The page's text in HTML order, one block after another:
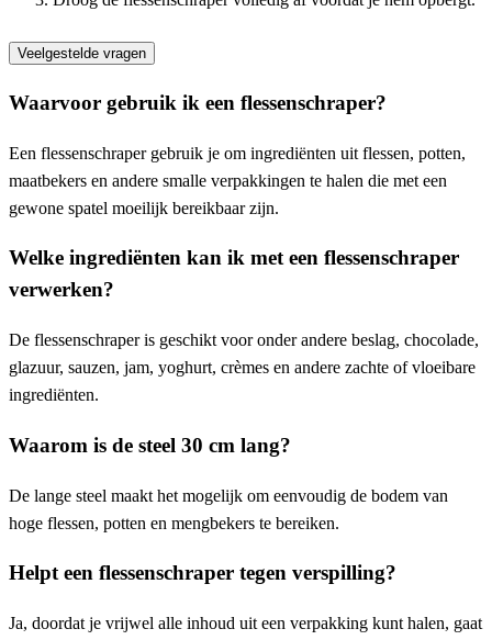
Veelgestelde vragen
Waarvoor gebruik ik een flessenschraper?
Een flessenschraper gebruik je om ingrediënten uit flessen, potten,
maatbekers en andere smalle verpakkingen te halen die met een
gewone spatel moeilijk bereikbaar zijn.
Welke ingrediënten kan ik met een flessenschraper
verwerken?
De flessenschraper is geschikt voor onder andere beslag, chocolade,
glazuur, sauzen, jam, yoghurt, crèmes en andere zachte of vloeibare
ingrediënten.
Waarom is de steel 30 cm lang?
De lange steel maakt het mogelijk om eenvoudig de bodem van
hoge flessen, potten en mengbekers te bereiken.
Helpt een flessenschraper tegen verspilling?
Ja, doordat je vrijwel alle inhoud uit een verpakking kunt halen, gaat